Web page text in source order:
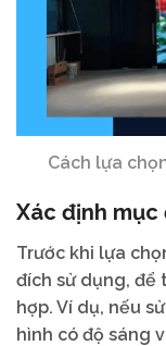
Cách lựa
Xác định mục
Trước khi lựa
đích sử dụng, để
hợp. Ví dụ, nếu
hình có độ sáng